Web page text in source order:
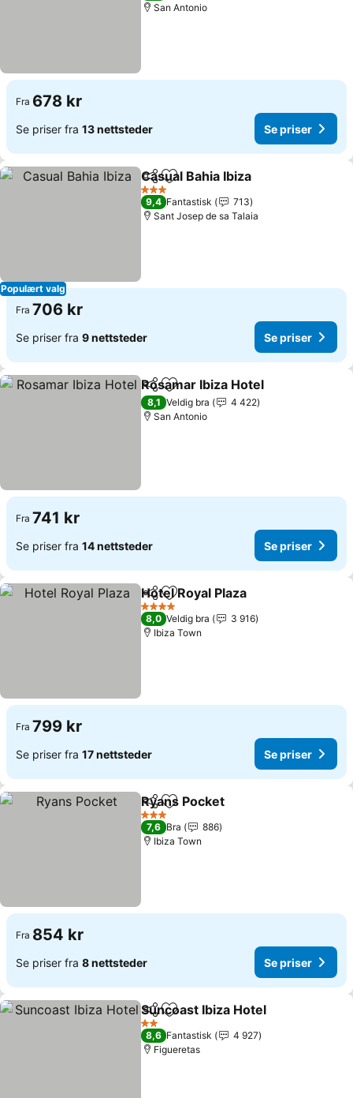
San Antonio
Fra 678 kr
Se priser fra 13 nettsteder Se priser
Populært valg
Del Legg til i favoritter
Casual Bahia Ibiza
3 Stjerner
9,4 Fantastisk
713
Sant Josep de sa Talaia
Fra 706 kr
Se priser fra 9 nettsteder Se priser
Del Legg til i favoritter
Rosamar Ibiza Hotel
8,1 Veldig bra
4 422
San Antonio
Fra 741 kr
Se priser fra 14 nettsteder Se priser
Del Legg til i favoritter
Hotel Royal Plaza
4 Stjerner
8,0 Veldig bra
3 916
Ibiza Town
Fra 799 kr
Se priser fra 17 nettsteder Se priser
Del Legg til i favoritter
Ryans Pocket
3 Stjerner
7,6 Bra
886
Ibiza Town
Fra 854 kr
Se priser fra 8 nettsteder Se priser
Del Legg til i favoritter
Suncoast Ibiza Hotel
2 Stjerner
8,6 Fantastisk
4 927
Figueretas